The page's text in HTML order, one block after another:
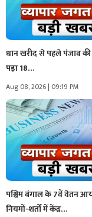
धान खरीद से पहले पंजाब की
पड़ा 18…
Aug 08, 2026 | 09:19 PM
पश्चिम बंगाल के 7वें वेतन
नियमों-शर्तों में केंद्र…